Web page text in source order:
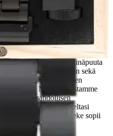
MUKANA KAIKKI
kätevässä laatikossa, joka
mukana saat kaksi lisäpalaa
joilla voit helposti muuttaa
LAADUKAS PUINEN
Käytämme vain
eebenpuuta, pähkinäpuuta
erinomaisen laadun sekä
myös rannekkeiden
Näin varmistamme
parhaan mahdollisen
kun vaadit rannekkeeltasi
(26 mm) -ranneke sopii